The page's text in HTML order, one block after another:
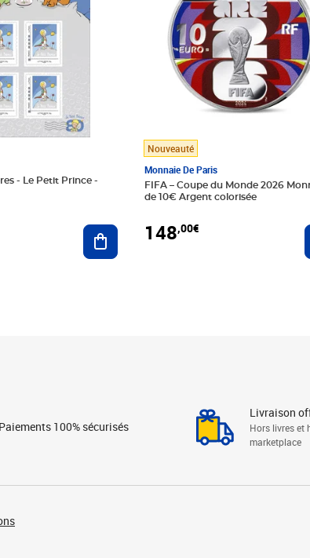
- Le Petit Prince -
Ajouter au panier
Nouveauté
Monnaie De Paris
FIFA – Coupe du Monde 2026
de 10€ Argent colorisée
148,00€
Paiements 100% sécurisés
Livraison
Hors livres et
marketplace